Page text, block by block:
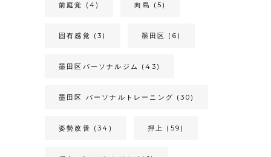
前庭覚 (4) 向島 (5)
固有感覚 (3) 墨田区 (6)
墨田区パーソナルジム (43)
墨田区 パーソナルトレーニング (30)
姿勢改善 (34) 押上 (59)